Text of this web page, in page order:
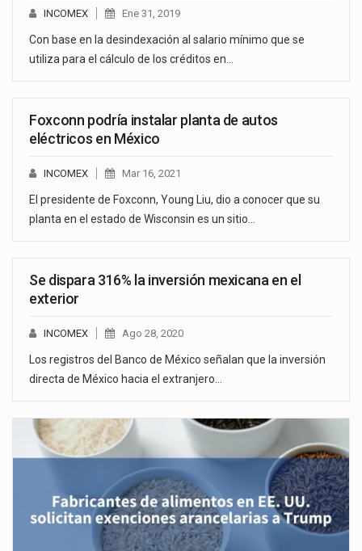
INCOMEX Ene 31, 2019
Con base en la desindexación al salario mínimo que se
utiliza para el cálculo de los créditos en…
Foxconn podría instalar planta de autos
eléctricos en México
INCOMEX Mar 16, 2021
El presidente de Foxconn, Young Liu, dio a conocer que su
planta en el estado de Wisconsin es un sitio…
Se dispara 316% la inversión mexicana en el
exterior
INCOMEX Ago 28, 2020
Los registros del Banco de México señalan que la inversión
directa de México hacia el extranjero…